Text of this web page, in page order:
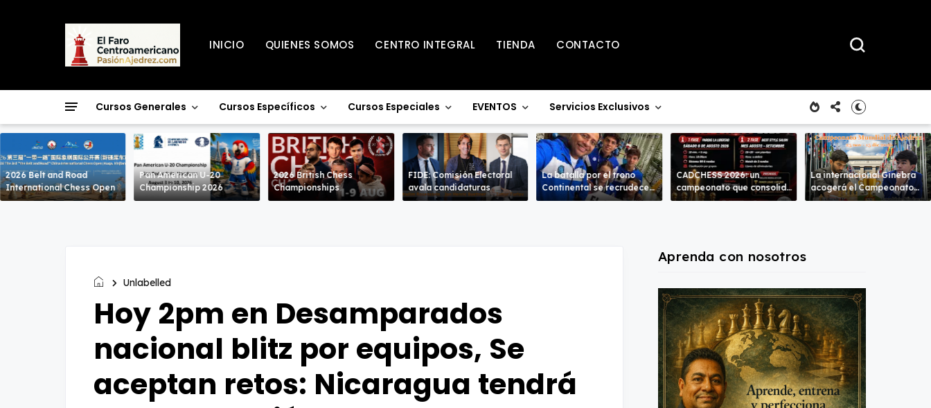
INICIO QUIENES SOMOS CENTRO INTEGRAL TIENDA CONTACTO
Cursos Generales Cursos Específicos Cursos Especiales EVENTOS Servicios Exclusivos
2026 Belt and Road
International Chess Open
Pan American U-20
Championship 2026
2026 British Chess
Championships
FIDE: Comisión Electoral
avala candidaturas
La batalla por el trono
Continental se recrudece
en la Sub-18 en ambas
CADCHESS 2026: un
campeonato que consolida
una nueva tradición en el
La internacional Ginebra
acogerá el Campeonato
del Mundo
Unlabelled
Hoy 2pm en Desamparados
nacional blitz por equipos, Se
aceptan retos: Nicaragua tendrá
Aprenda con nosotros